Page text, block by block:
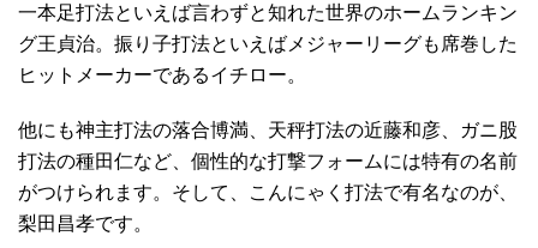
一本足打法といえば言わずと知れた世界のホームランキン
グ王貞治。振り子打法といえばメジャーリーグも席巻した
ヒットメーカーであるイチロー。
他にも神主打法の落合博満、天秤打法の近藤和彦、ガニ股
打法の種田仁など、個性的な打撃フォームには特有の名前
がつけられます。そして、こんにゃく打法で有名なのが、
梨田昌孝です。